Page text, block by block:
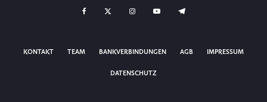
KONTAKT TEAM BANKVERBINDUNGEN AGB IMPRESSUM
DATENSCHUTZ